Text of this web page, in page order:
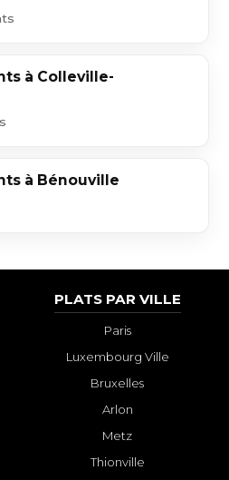
à Colleville-
à Bénouville
PLATS PAR VILLE
Paris
Luxembourg Ville
Bruxelles
Arlon
Metz
Thionville